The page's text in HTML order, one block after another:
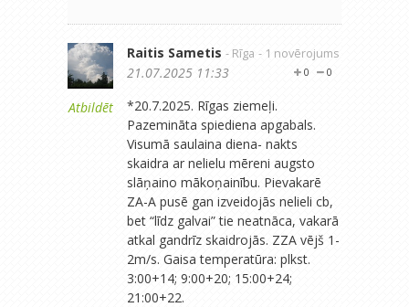
Atbildēt
Raitis Sametis - Rīga - 1 novērojums
0
0
21.07.2025 11:33
*20.7.2025. Rīgas ziemeļi.
Pazemināta spiediena apgabals.
Visumā saulaina diena- nakts
skaidra ar nelielu mēreni augsto
slāņaino mākoņainību. Pievakarē
ZA-A pusē gan izveidojās nelieli cb,
bet “līdz galvai” tie neatnāca, vakarā
atkal gandrīz skaidrojās. ZZA vējš 1-
2m/s. Gaisa temperatūra: plkst.
3:00+14; 9:00+20; 15:00+24;
21:00+22.